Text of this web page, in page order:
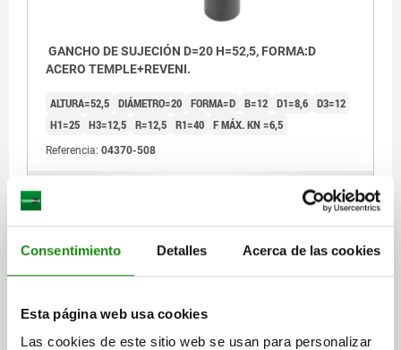
Consentimiento Detalles Acerca de las cookies
Esta página web usa cookies
Las cookies de este sitio web se usan para personalizar
GANCHO DE SUJECIÓN D=20 H=52,5, FORMA:D
ACERO TEMPLE+REVENI.
ALTURA=52,5 DIÁMETRO=20 FORMA=D B=12 D1=8,6 D3=12
H1=25 H3=12,5 R=12,5 R1=40 F MÁX. KN =6,5
Referencia: 04370-508
DETALLES
04370 D